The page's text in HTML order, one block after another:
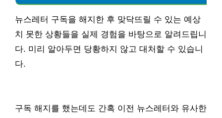
뉴스레터 구독을 해지한 후 맞닥뜨릴 수 있는 예상
치 못한 상황들을 실제 경험을 바탕으로 알려드립니
다. 미리 알아두면 당황하지 않고 대처할 수 있습니
다.
구독 해지를 했는데도 간혹 이전 뉴스레터와 유사한